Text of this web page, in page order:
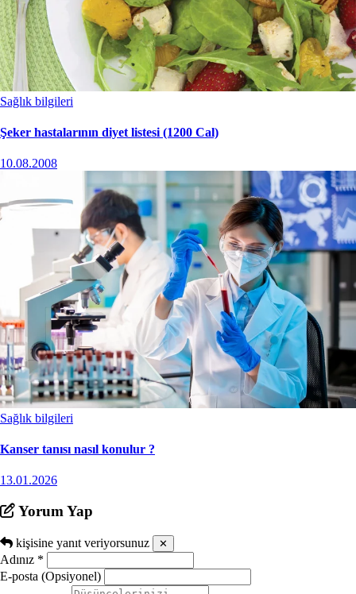
Sağlık bilgileri
Şeker hastalarının diyet listesi (1200 Cal)
10.08.2008
Sağlık bilgileri
Kanser tanısı nasıl konulur ?
13.01.2026
Yorum Yap
kişisine yanıt veriyorsunuz ✕
Adınız *
E-posta (Opsiyonel)